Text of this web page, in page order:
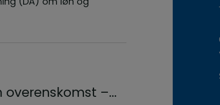
overenskomst –